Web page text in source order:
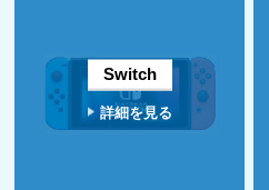
Switch
詳細を見る